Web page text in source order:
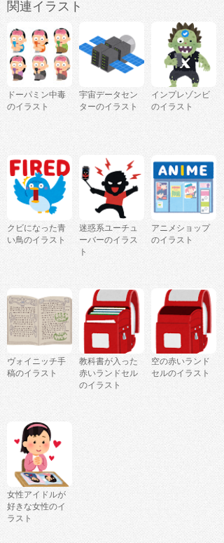
関連イラスト
ドーパミン中毒
のイラスト
宇宙データセン
ターのイラスト
インプレゾンビ
のイラスト
クビになった青
い鳥のイラスト
迷惑系ユーチュ
ーバーのイラス
ト
アニメショップ
のイラスト
ヴォイニッチ手
稿のイラスト
教科書が入った
赤いランドセル
のイラスト
空の赤いランド
セルのイラスト
女性アイドルが
好きな女性のイ
ラスト